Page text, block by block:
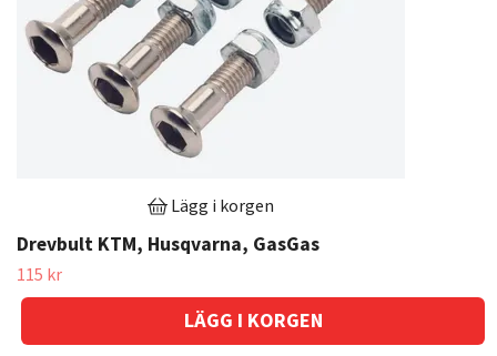
Lägg i korgen
Drevbult KTM, Husqvarna, GasGas
115 kr